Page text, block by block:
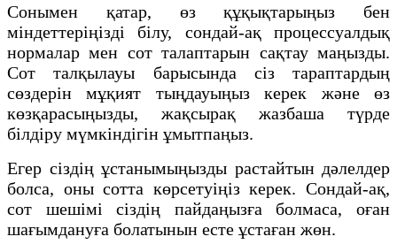
Сонымен қатар, өз құқықтарыңыз бен
міндеттеріңізді білу, сондай-ақ процессуалдық
нормалар мен сот талаптарын сақтау маңызды.
Сот талқылауы барысында сіз тараптардың
сөздерін мұқият тыңдауыңыз керек және өз
көзқарасыңызды, жақсырақ жазбаша түрде
білдіру мүмкіндігін ұмытпаңыз.
Егер сіздің ұстанымыңызды растайтын дәлелдер
болса, оны сотта көрсетуіңіз керек. Сондай-ақ,
сот шешімі сіздің пайдаңызға болмаса, оған
шағымдануға болатынын есте ұстаған жөн.